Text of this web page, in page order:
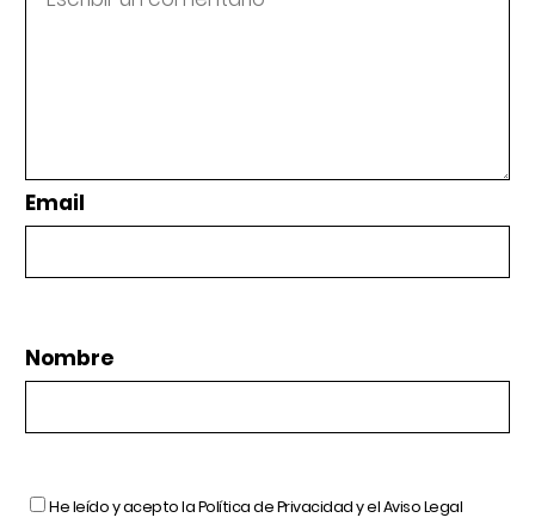
Email
Nombre
He leído y acepto laPolítica de Privacidady elAviso Legal